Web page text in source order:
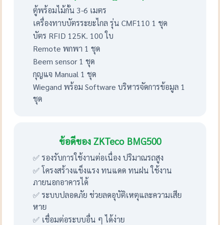
ตู้พร้อมไม้กั้น 3-6 เมตร
เครื่องทาบบัตรระยะไกล รุ่น CMF110 1 ชุด
บัตร RFID 125K. 100 ใบ
Remote พกพา 1 ชุด
Beem sensor 1 ชุด
กุญแจ Manual 1 ชุด
Wiegand พร้อม Software บริหารจัดการข้อมูล 1
ชุด
ข้อดีของ ZKTeco BMG500
✅ รองรับการใช้งานต่อเนื่อง ปริมาณรถสูง
✅ โครงสร้างแข็งแรง ทนแดด ทนฝน ใช้งาน
ภายนอกอาคารได้
✅ ระบบปลอดภัย ช่วยลดอุบัติเหตุและความเสีย
หาย
✅ เชื่อมต่อระบบอื่น ๆ ได้ง่าย